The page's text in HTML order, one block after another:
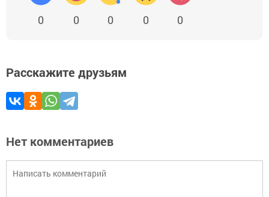
0 0 0 0 0
Расскажите друзьям
Нет комментариев